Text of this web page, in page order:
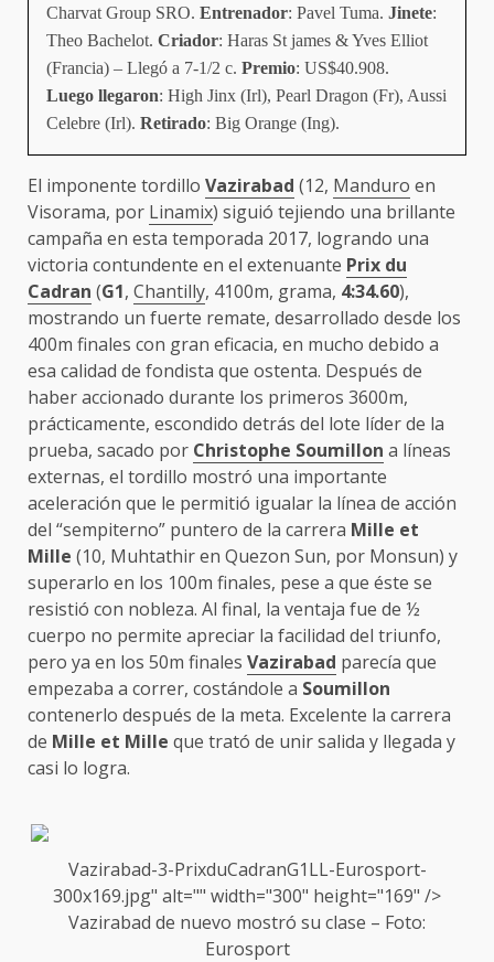
Charvat Group SRO. Entrenador: Pavel Tuma. Jinete:
Theo Bachelot. Criador: Haras St james & Yves Elliot
(Francia) – Llegó a 7-1/2 c. Premio: US$40.908.
Luego llegaron: High Jinx (Irl), Pearl Dragon (Fr), Aussi
Celebre (Irl). Retirado: Big Orange (Ing).
El imponente tordillo Vazirabad (12, Manduro en
Visorama, por Linamix) siguió tejiendo una brillante
campaña en esta temporada 2017, logrando una
victoria contundente en el extenuante Prix du
Cadran (G1, Chantilly, 4100m, grama, 4:34.60),
mostrando un fuerte remate, desarrollado desde los
400m finales con gran eficacia, en mucho debido a
esa calidad de fondista que ostenta. Después de
haber accionado durante los primeros 3600m,
prácticamente, escondido detrás del lote líder de la
prueba, sacado por Christophe Soumillon a líneas
externas, el tordillo mostró una importante
aceleración que le permitió igualar la línea de acción
del “sempiterno” puntero de la carrera Mille et
Mille (10, Muhtathir en Quezon Sun, por Monsun) y
superarlo en los 100m finales, pese a que éste se
resistió con nobleza. Al final, la ventaja fue de ½
cuerpo no permite apreciar la facilidad del triunfo,
pero ya en los 50m finales Vazirabad parecía que
empezaba a correr, costándole a Soumillon
contenerlo después de la meta. Excelente la carrera
de Mille et Mille que trató de unir salida y llegada y
casi lo logra.
Vazirabad-3-PrixduCadranG1LL-Eurosport-
300x169.jpg" alt="" width="300" height="169" />
Vazirabad de nuevo mostró su clase – Foto:
Eurosport